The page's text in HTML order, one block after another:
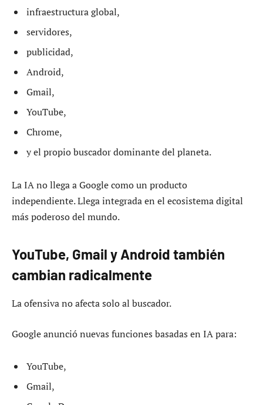
infraestructura global,
servidores,
publicidad,
Android,
Gmail,
YouTube,
Chrome,
y el propio buscador dominante del planeta.
La IA no llega a Google como un producto
independiente. Llega integrada en el ecosistema digital
más poderoso del mundo.
YouTube, Gmail y Android también
cambian radicalmente
La ofensiva no afecta solo al buscador.
Google anunció nuevas funciones basadas en IA para:
YouTube,
Gmail,